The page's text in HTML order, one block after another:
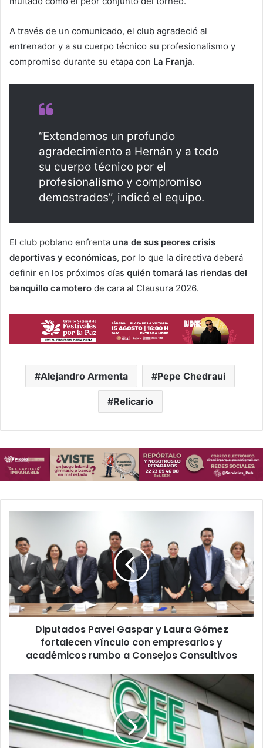
A través de un comunicado, el club agradeció al
entrenador y a su cuerpo técnico su profesionalismo y
compromiso durante su etapa con La Franja.
“Extendemos un profundo
agradecimiento a Hernán y a todo
su cuerpo técnico por el
profesionalismo y compromiso
demostrados”, indicó el equipo.
El club poblano enfrenta una de sus peores crisis
deportivas y económicas, por lo que la directiva deberá
definir en los próximos días quién tomará las riendas del
banquillo camotero de cara al Clausura 2026.
Alejandro Armenta Pepe Chedraui
Relicario
Gaspar
y
Laura
Gómez
fortalecen
vínculo
con
empresarios
académicos
Consultivos
Diputados Pavel Gaspar y Laura Gómez
fortalecen vínculo con empresarios y
académicos rumbo a Consejos Consultivos
el
servicio
eléctrico